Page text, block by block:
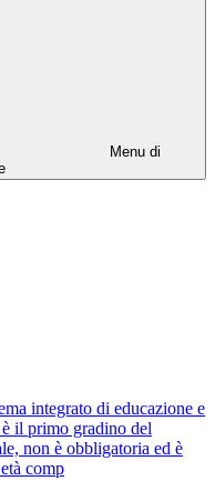
Menu di
integrato di educazione e
il primo gradino del
non è obbligatoria ed è
comp